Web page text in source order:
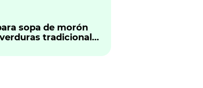
sopa de morón
tradicional